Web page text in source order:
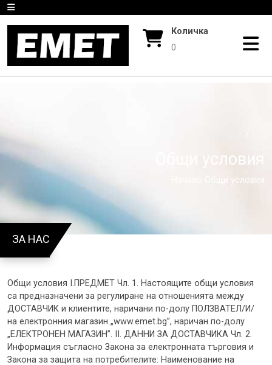
Количка
0
Общи условия
Общи условия
ЗА НАС
Общи условия I.ПРЕДМЕТ Чл. 1. Настоящите общи условия са предназначени за регулиране на отношенията между ДОСТАВЧИК и клиентите, наричани по-долу ПОЛЗВАТЕЛ/И/ на електронния магазин „www.emet.bg”, наричан по-долу „ЕЛЕКТРОНЕН МАГАЗИН”. ІІ. ДАННИ ЗА ДОСТАВЧИКА Чл. 2. Информация съгласно Закона за електронната търговия и Закона за защита на потребителите: Наименование на Доставчика: „ММ Стийл“ ЕООД 2.Седалище и адрес на управление: Стара Загора, ул. Св. Троица 75-77 Данни за кореспонденция: Митко Миневски, +359885729881 Вписване в публични регистри: 204445747 III. ХАРАКТЕРИСТИКИ НА ЕЛЕКТРОНЕН МАГАЗИН Чл. 3. ЕЛЕКТРОНЕН МАГАЗИН e електронен магазин, достъпен на адрес в Интернет www.emet.bg, чрез който Ползвателите имат възможност да сключват договори за покупко-продажба и доставка на предлаганите от ЕЛЕКТРОНЕН МАГАЗИН стоки, включително следното: Да извършат регистрация и създаване на профил за преглеждане на ЕЛЕКТРОНЕН МАГАЗИН и използване на допълнителните услуги за предоставяне на информация. За целта ползвателите трябва да попълнят електронната регистрационна форма, намираща се на Интернет адрес www.emet.bg . При попълване на електронната форма за регистрация съответния ползвателе длъжен да предостави изискуемите и верни данни, както и да ги актуализира в 7-дневен срок от тяхната промяна. Ползвателят гарантира, че данните, които предоставя в процеса на регистрация, са верни, пълни и точни и при промяна на последните ще ги актуализира своевременно. В случай че съответния ползвател предостави неверни данни или не са отразени настъпили промени в срока посочен по-горе, Доставчикътима право да прекрати договора като спре незабавно и без предизвестие поддържането и достъпа на Ползвателя до профила му. Електронният магазин предоставя възможност за разглеждане и поръчка като гост. Ползвателят – гост е длъжен да попълни съответната форма с изискуемите данни. Ползвателят гарантира, че данните, които предоставя са верни, пълни и точни. Да извършват електронни изявления във връзка със сключването или изпълнението на договори с ЕЛЕКТРОНЕН МАГАЗИН чрез интерфейса на страницата на ЕЛЕКТРОНЕН МАГАЗИН, достъпна в Интернет. Преди извършване на изявлението съответния ползвателможе свободно да поправя въведената от него информация в регистрационната форма. продажната цена, с включен ДДС, както и тарифа за стойността на пощенските, куриерските или транспортните разходи, невключени в цената на стоките, свързани с тяхната доставка; – информация за начините на плащане, доставка и изпълнение на договора; – правото на Ползвателя и условията и начина за упражняването му да се откаже от договора и условията, при които стоката може да бъде върната, с изключение на случаите по „Закона за защита на потребителите“; – периода, за който направеното предложение и цена остават в сила; – всякаква друга информация, която доставчикът е длъжен, съгласно българското законодателство, да предостави своевременно преди закупуването на стоката от Ползвателя. ПРАВА И ЗАДЪЛЖЕНИЯ да събира и използва информация относно своите потребители, когато същите се регистрират, като тази информация може да включва име, презиме, фамилия, адрес, телефон, електронен пощенски адрес за кореспонденция и всяка друга информация, която се предоставя при регистрацията и всяка друга, която се въвежда или предоставя при заявяване, получаване или използване на предоставяните от доставчика услуги, участване в промоции, томболи и състезания, попълване на анкетни карти, въпросници, формуляри и други, като Доставчикът ще използва същата при спазване на Закона за защита на личните данни. – полага грижа информацията в магазина да се поддържа винаги вярна и актуална, но не гарантира за достоверността и пълнотата на същата; – не носи отговорност за непредоставяне на достъп до магазина, както и за необработването или ненавременното обработване на заявките за покупка, при настъпване на обстоятелства извън неговия контрол – случаи на непреодолима сила, случайни събития, проблеми в глобалната мрежа Интернет; – не гарантира, че достъпът до магазина ще бъде непрекъсваем, навременен, сигурен и свободен от грешки, доколкото това е извън възможностите, контрола и волята му; – доколкото не разполага с възможността да променя, контролира или по друг начин влияе върху качеството и годността за употреба на заявените от Ползвателя стоки не отговаря за съответствието им с приложимите нормативни изисквания и техните качества; – не носи отговорност за вреди, причинени върху софтуера, хардуера или телекомуникационните съоръжения, или за загуба на данни, произтекли от материали или ресурси, търсени, заредени или използвани по какъвто и да било начин посредством него; – няма задължението и обективната възможност да контролира начина, по който Потребителят използва магазина. Чл.11. Ползвателят се задължава: – да посочи точен и валиден телефон, адрес за доставка и електронен пощенски адрес за кореспонденция; – да плати цената на заявената от него стока; – да заплати разходите по доставката, освен в случаите, в които разходите за доставка остават за сметка на Доставчика; – да получи стоката; – да полага всички грижи и да предприема необходимите мерки, които разумно се налагат, с цел опазване на паролата си; – с оглед спецификата на Интернет протоколите и сигурността при опазването на данните за паролата, да прекратява сесията, при която е влязъл в потребителския си профил чрез натискане на виртуалния бутон “изход”; – да не подава фиктивни или невалидни заявки или друга невярна информация. Ползвателят носи пълна отговорност за опазването на своята парола, както и за всички действия, които се извършват от него или от трето лице чрез използването й. – да спазва българското законодателство, настоящите Общи условия, Интернет етиката, правилата на морала и добрите нрави; – да не нарушава чужди имуществени или неимуществени права, включително право на интелектуална собственост; – да уведомява незабавно Доставчика за всеки случай на извършено или открито нарушение при използване на магазина; – да не се намесва в правилното действие на системата, включително, но не само, да не осуетява процедурата по идентификация на друг потребител, да не осъществява достъп извън предоставения му, да не възпрепятства други потребители да използват магазина; – да не извлича чрез технически средства или по технически начин информационни ресурси или части от информационни ресурси, принадлежащи към базите данни, разположени в магазина и по този начин да не създава собствена база данни в електронен или друг вид; – да не се представя за друго лице или представител на юридическо лице или група хора, които не е оправомощен да представлява, или по друг начин да заблуждава трети лица относно самоличността си или принадлежността си към определена група лица; – да не извършва злоумишлени действия по смисъла на настоящите Общи условия. – достъп в режим онлайн до Доставчика, при спазване на условията и изискванията за достъп, освен при настъпване на обстоятелства извън контрола на Доставчика – случаи на непреодолима сила, случайни събития, проблеми в глобалната мрежа Интернет; – достъп и корекция в режим онлайн на личните си данни; държавни органи, търговски дружества, физически лица и други, освен в случаите когато е получил изричното писмено съгласие на Клиента, информацията е изискана от държавни органи или длъжностни лица, които според действащото законодателство са оправомощени да изискват и събират такава информация. Доставчикът е длъжен да предостави информацията по силата на закона. Да сключват договори за покупко-продажба и доставка на стоките, предлагани от ЕЛЕКТРОНЕН МАГАЗИН; Да извършват плащания във връзка със сключените договори с ЕЛЕКТРОНЕН МАГАЗИН, съгласно поддържаните от ЕЛЕКТРОНЕН МАГАЗИН начини за разплащанe- наложен платеж или банков път. Да получават информация за нови стоки предлагани от ЕЛЕКТРОНЕН МАГАЗИН. С акта на регистрацията си съответния ползвател дава съгласие да получава имейл кореспонденцията и информационен Бюлетин. В случай че не желае да получава имейл кореспонденция и рекламен Бюлетин, може да се откаже във всеки един момент и да информира Доставчика, като изпрати имейл на електронна му поща. Да преглеждат стоките, техните характеристики, цени и условия за доставка. В тази връзка доставчикът публикува: описание на основните характеристики и изображение на всяка стока, съгласно посочената от производителя информация; Чл. 4. Доставчикът доставя стоките и гарантира правата на Ползвателите, предвидени в закона, в рамките на добросъвестността, възприетите в практиката, потребителското или търговското право критерии и условия. Чл. 5. (1) Ползвателите сключват договор за покупко-продажба на стоките, предлагани от ЕЛЕКТРОНЕН МАГАЗИНчрез интерфейса на Доставчика, достъпен на страницата му в Интернет на адрес www.emet.bg или друго средство за комуникация от разстояние. (2) По силата на сключения с Ползвателите договор за покупко-продажба на стоки, Доставчикът се задължава да достави и да прехвърли собствеността на Ползвателя на определените от него чрез интерфейса стоки. Стоката се предава на адреса за доставка на Потребителя или на трето лице – представител на Потребителя, което приема и потвърждава получаването на същата от името наПотребителя. При предаване на стоката Потребителят или третото лице – представител на Потребителяподписват придружаващите я документи, служещи като потвърждение за доставката на стоката. В случай че Потребителят не бъде намерен в срока за доставка на посочения от него адрес или не бъде осигурен достъп и условия за предаване на стоката в този срок, Доставчикът се освобождава от задължението си да достави заявената стока. Потребителят може да потвърди желанието си да получи стоката и след изтичане на срока за доставка, в който не е бил намерен на адреса, като поема всички разходи по доставката. В този случай започва да тече нов срок за доставка от момента на потвърждението по предходното изречение. (3) Ползвателите заплащат на Дост